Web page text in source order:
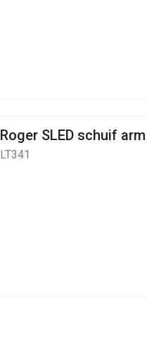
Roger SLED schuif arm
LT341